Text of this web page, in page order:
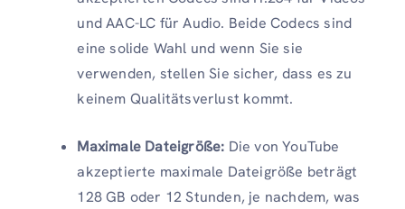
und AAC-LC für Audio. Beide Codecs sind
eine solide Wahl und wenn Sie sie
verwenden, stellen Sie sicher, dass es zu
keinem Qualitätsverlust kommt.
Maximale Dateigröße: Die von YouTube
akzeptierte maximale Dateigröße beträgt
128 GB oder 12 Stunden, je nachdem, was